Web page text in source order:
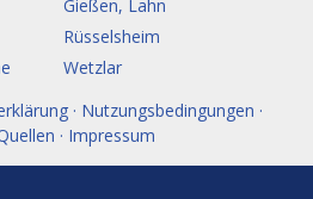
Gießen, Lahn
Rüsselsheim
Wetzlar
· Nutzungsbedingungen ·
· Impressum